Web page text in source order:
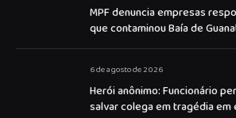
MPF denuncia empresas
que contaminou Baía de
6 de agosto de 2026
Herói anônimo: Funcionário
salvar colega em tragédia em